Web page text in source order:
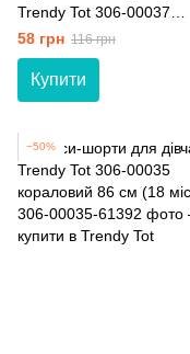
Trendy Tot 306-00037
рожевий світлий 92 см (2
роки)
58 грн 116 грн
Купити
−50%